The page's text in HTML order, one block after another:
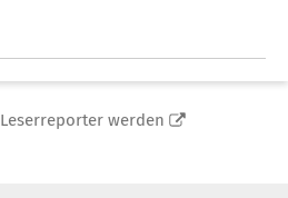
Leserreporter werden